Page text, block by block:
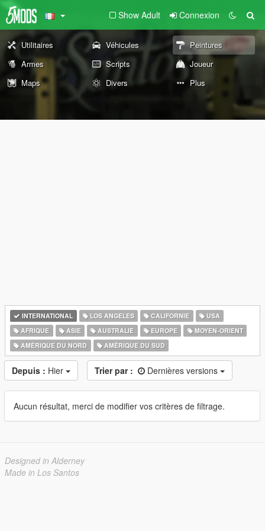
Show Adult Connexion
Utilitaires Véhicules
Peintures
Armes
Scripts
Joueur
Maps
Divers Plus
INTERNATIONAL LOS ANGELES CALIFORNIE
USA
AFRIQUE
ASIE AUSTRALIE EUROPE
MOYEN-ORIENT
AMÉRIQUE DU NORD
AMÉRIQUE DU SUD
Depuis : Hier Trier par : Dernières versions
Aucun résultat, merci de modifier vos critères de filtrage.
Designed in Alderney
Made in Los Santos